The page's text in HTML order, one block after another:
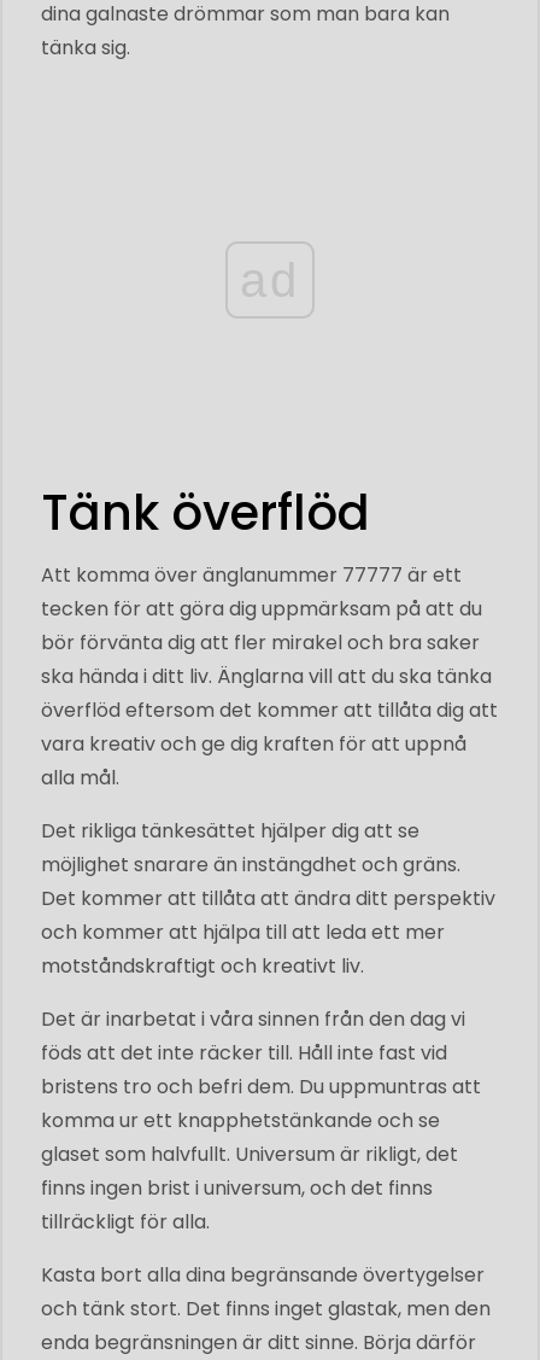
dina galnaste drömmar som man bara kan
tänka sig.
ad
Tänk överflöd
Att komma över änglanummer 77777 är ett
tecken för att göra dig uppmärksam på att du
bör förvänta dig att fler mirakel och bra saker
ska hända i ditt liv. Änglarna vill att du ska tänka
överflöd eftersom det kommer att tillåta dig att
vara kreativ och ge dig kraften för att uppnå
alla mål.
Det rikliga tänkesättet hjälper dig att se
möjlighet snarare än instängdhet och gräns.
Det kommer att tillåta att ändra ditt perspektiv
och kommer att hjälpa till att leda ett mer
motståndskraftigt och kreativt liv.
Det är inarbetat i våra sinnen från den dag vi
föds att det inte räcker till. Håll inte fast vid
bristens tro och befri dem. Du uppmuntras att
komma ur ett knapphetstänkande och se
glaset som halvfullt. Universum är rikligt, det
finns ingen brist i universum, och det finns
tillräckligt för alla.
Kasta bort alla dina begränsande övertygelser
och tänk stort. Det finns inget glastak, men den
enda begränsningen är ditt sinne. Börja därför